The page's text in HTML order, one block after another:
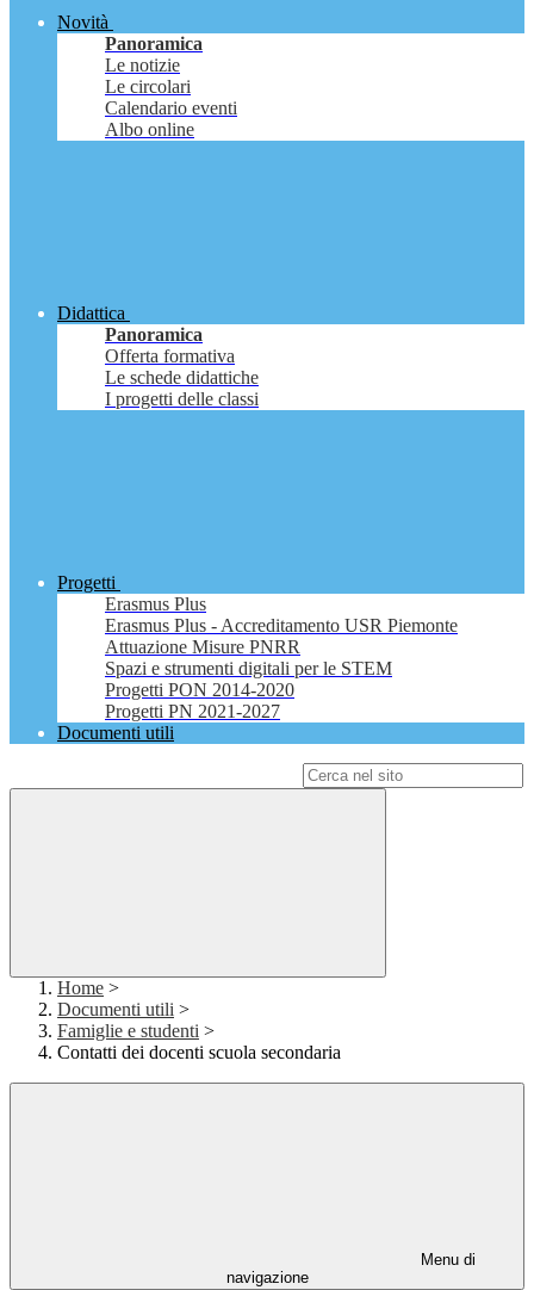
Novità
Panoramica
Le notizie
Le circolari
Calendario eventi
Albo online
Didattica
Panoramica
Offerta formativa
Le schede didattiche
I progetti delle classi
Progetti
Erasmus Plus
Erasmus Plus - Accreditamento USR Piemonte
Attuazione Misure PNRR
Spazi e strumenti digitali per le STEM
Progetti PON 2014-2020
Progetti PN 2021-2027
Documenti utili
Home >
Documenti utili >
Famiglie e studenti >
Contatti dei docenti scuola secondaria
Menu di
navigazione